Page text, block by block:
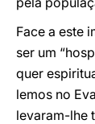
Face a este
ser um
quer
lemos no
levaram-lhe